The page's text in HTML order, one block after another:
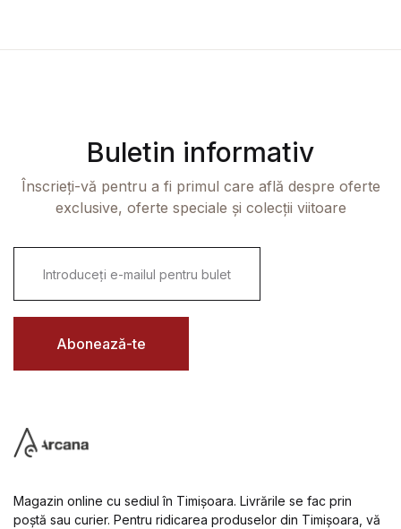
Buletin informativ
Înscrieți-vă pentru a fi primul care află despre oferte
exclusive, oferte speciale și colecții viitoare
i
l
Abonează-te
Magazin online cu sediul în Timișoara. Livrările se fac prin
poștă sau curier. Pentru ridicarea produselor din Timișoara, vă